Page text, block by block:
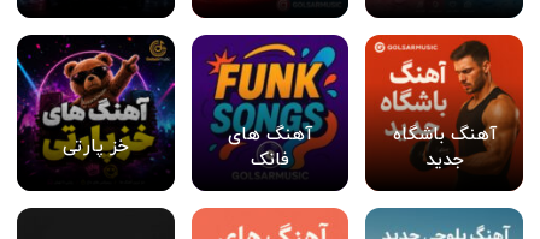
آهنگ باشگاه
جدید
آهنگ های
فانک
خز پارتی